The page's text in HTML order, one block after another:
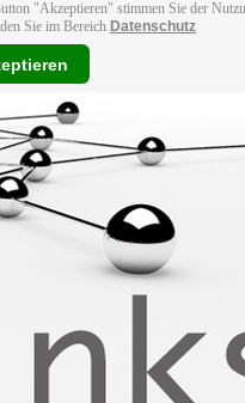
"Akzeptieren" stimmen Sie der
Sie im Bereich Datenschutz